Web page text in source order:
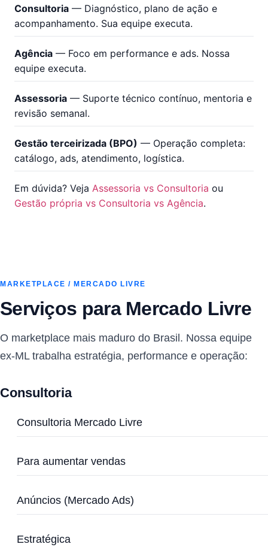
Consultoria — Diagnóstico, plano de ação e
acompanhamento. Sua equipe executa.
Agência — Foco em performance e ads. Nossa
equipe executa.
Assessoria — Suporte técnico contínuo, mentoria e
revisão semanal.
Gestão terceirizada (BPO) — Operação completa:
catálogo, ads, atendimento, logística.
Em dúvida? Veja Assessoria vs Consultoria ou
Gestão própria vs Consultoria vs Agência.
MARKETPLACE / MERCADO LIVRE
Serviços para Mercado Livre
O marketplace mais maduro do Brasil. Nossa equipe
ex-ML trabalha estratégia, performance e operação:
Consultoria
Consultoria Mercado Livre
Para aumentar vendas
Anúncios (Mercado Ads)
Estratégica